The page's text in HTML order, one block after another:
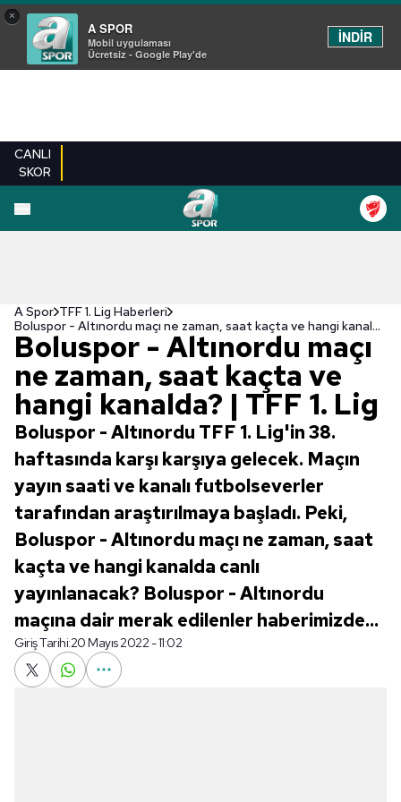
×
A SPOR
Mobil uygulaması
Ücretsiz - Google Play'de
İNDİR
CANLI
SKOR
A Spor TFF 1. Lig Haberleri
Boluspor - Altınordu maçı ne zaman, saat kaçta ve hangi kanalda? | TFF 1. Lig
Boluspor - Altınordu maçı
ne zaman, saat kaçta ve
hangi kanalda? | TFF 1. Lig
Boluspor - Altınordu TFF 1. Lig'in 38.
haftasında karşı karşıya gelecek. Maçın
yayın saati ve kanalı futbolseverler
tarafından araştırılmaya başladı. Peki,
Boluspor - Altınordu maçı ne zaman, saat
kaçta ve hangi kanalda canlı
yayınlanacak? Boluspor - Altınordu
maçına dair merak edilenler haberimizde...
Giriş Tarihi:20 Mayıs 2022 - 11:02